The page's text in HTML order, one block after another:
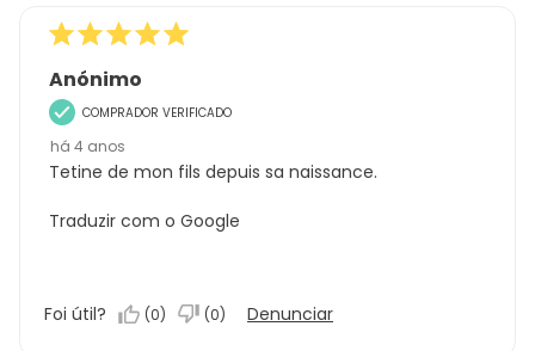
Anónimo
COMPRADOR VERIFICADO
há 4 anos
Tetine de mon fils depuis sa naissance.
Traduzir com o Google
Foi útil? (0) (0) Denunciar